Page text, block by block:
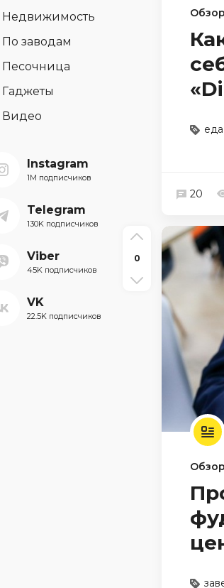
Недвижимость
По заводам
Песочница
Гаджеты
Видео
Instagram
1M подписчиков
Telegram
130K подписчиков
Viber
45K подписчиков
VK
22.5K подписчиков
еда
20
0